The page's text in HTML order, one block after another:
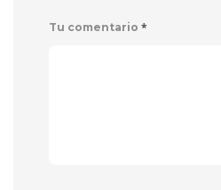
Tu comentario *